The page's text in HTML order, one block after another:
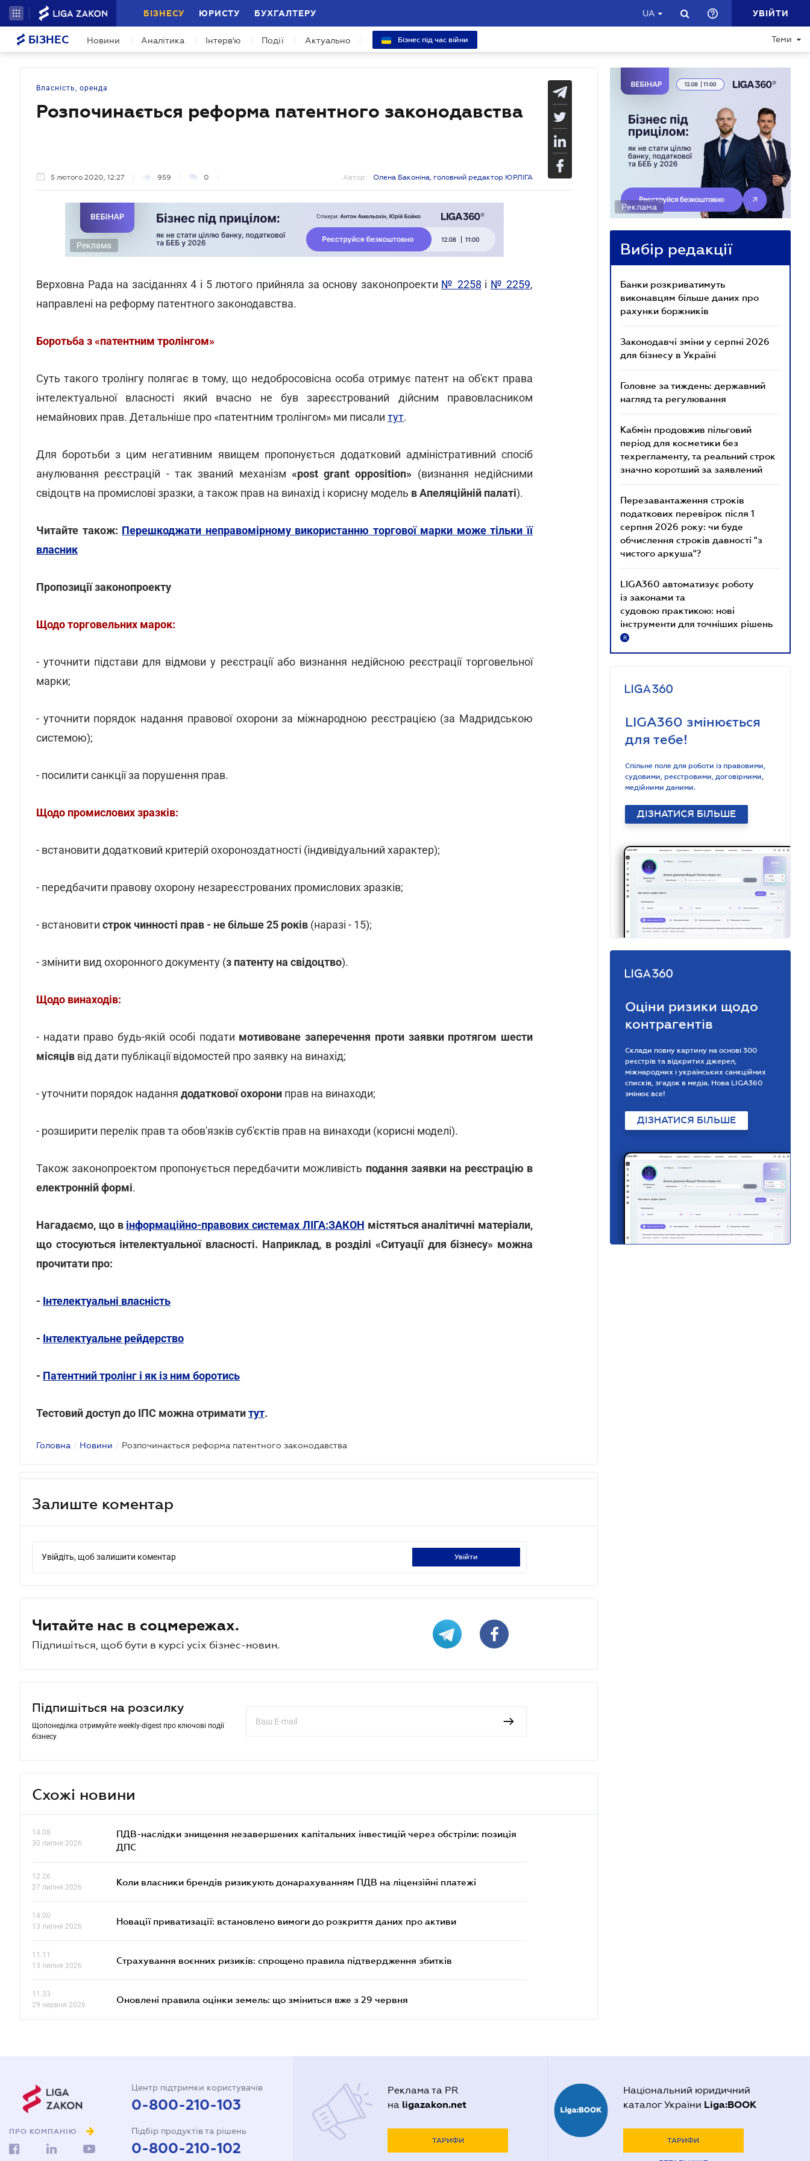
БІЗНЕСУ ЮРИСТУ БУХГАЛТЕРУ UA УВІЙТИ
БІЗНЕС Новини Аналітика Інтерв'ю Події Актуально Бізнес під час війни Теми
Власність, оренда
Розпочинається реформа патентного законодавства
5 лютого 2020, 12:27 959 0 Автор: Олена Баконіна, головний редактор ЮРЛІГА
Реклама
Верховна Рада на засіданнях 4 і 5 лютого прийняла за основу законопроекти № 2258 і № 2259,
направлені на реформу патентного законодавства.
Боротьба з «патентним тролінгом»
Суть такого тролінгу полягає в тому, що недобросовісна особа отримує патент на об'єкт права
інтелектуальної власності який вчасно не був зареєстрований дійсним правовласником
немайнових прав. Детальніше про «патентним тролінгом» ми писали тут.
Для боротьби з цим негативним явищем пропонується додатковий адміністративний спосіб
анулювання реєстрацій - так званий механізм «post grant opposition» (визнання недійсними
свідоцтв на промислові зразки, а також прав на винахід і корисну модель в Апеляційній палаті).
Читайте також: Перешкоджати неправомірному використанню торгової марки може тільки її
власник
Пропозиції законопроекту
Щодо торговельних марок:
- уточнити підстави для відмови у реєстрації або визнання недійсною реєстрації торговельної
марки;
- уточнити порядок надання правової охорони за міжнародною реєстрацією (за Мадридською
системою);
- посилити санкції за порушення прав.
Щодо промислових зразків:
- встановити додатковий критерій охороноздатності (індивідуальний характер);
- передбачити правову охорону незареєстрованих промислових зразків;
- встановити строк чинності прав - не більше 25 років (наразі - 15);
- змінити вид охоронного документу (з патенту на свідоцтво).
Щодо винаходів:
- надати право будь-якій особі подати мотивоване заперечення проти заявки протягом шести
місяців від дати публікації відомостей про заявку на винахід;
- уточнити порядок надання додаткової охорони прав на винаходи;
- розширити перелік прав та обов'язків суб'єктів прав на винаходи (корисні моделі).
Також законопроектом пропонується передбачити можливість подання заявки на реєстрацію в
електронній формі.
Нагадаємо, що в інформаційно-правових системах ЛІГА:ЗАКОН містяться аналітичні матеріали,
що стосуються інтелектуальної власності. Наприклад, в розділі «Ситуації для бізнесу» можна
прочитати про:
- Інтелектуальні власність
- Інтелектуальне рейдерство
- Патентний тролінг і як із ним боротись
Тестовий доступ до ІПС можна отриматитут.
Головна / Новини / Розпочинається реформа патентного законодавства
Залиште коментар
Увійдіть, щоб залишити коментар увійти
Читайте нас в соцмережах.
Підпишіться, щоб бути в курсі усіх бізнес-новин.
Підпишіться на розсилку
Щопонеділка отримуйте weekly-digest про ключові події
бізнесу
Схожі новини
14.08
30 липня 2026
ПДВ-наслідки знищення незавершених капітальних інвестицій через обстріли: позиція
ДПС
12.26
27 липня 2026
Коли власники брендів ризикують донарахуванням ПДВ на ліцензійні платежі
14.00
13 липня 2026
Новації приватизації: встановлено вимоги до розкриття даних про активи
11.11
13 липня 2026
Страхування воєнних ризиків: спрощено правила підтвердження збитків
11.33
29 червня 2026
Оновлені правила оцінки земель: що зміниться вже з 29 червня
Реклама
Вибір редакції
Банки розкриватимуть
виконавцям більше даних про
рахунки боржників
Законодавчі зміни у серпні 2026
для бізнесу в Україні
Головне за тиждень: державний
нагляд та регулювання
Кабмін продовжив пільговий
період для косметики без
техрегламенту, та реальний строк
значно коротший за заявлений
Перезавантаження строків
податкових перевірок після 1
серпня 2026 року: чи буде
обчислення строків давності "з
чистого аркуша"?
LIGA360 автоматизує роботу
із законами та
судовою практикою: нові
інструменти для точніших рішень
R
LIGA360 змінюється
для тебе!
Спільне поле для роботи із правовими,
судовими, реєстровими, договірними,
медійними даними.
ДІЗНАТИСЯ БІЛЬШЕ
Оціни ризики щодо
контрагентів
Склади повну картину на основі 300
реєстрів та відкритих джерел,
міжнародних і українських санкційних
списків, згадок в медіа. Нова LIGA360
змінює все!
ДІЗНАТИСЯ БІЛЬШЕ
ПРО КОМПАНІЮ
Центр підтримки користувачів
0-800-210-103
Підбір продуктів та рішень
0-800-210-102
Реклама та PR
на ligazakon.net
ТАРИФИ
Національний юридичний
каталог України Liga:BOOK
ТАРИФИ